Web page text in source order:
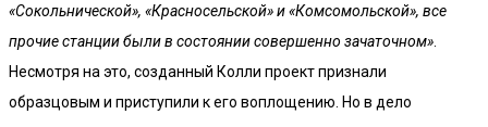
«Сокольнической», «Красносельской» и «Комсомольской», все
прочие станции были в состоянии совершенно зачаточном»
Несмотря на это, созданный Колли проект признали
образцовым и приступили к его воплощению. Но в дело